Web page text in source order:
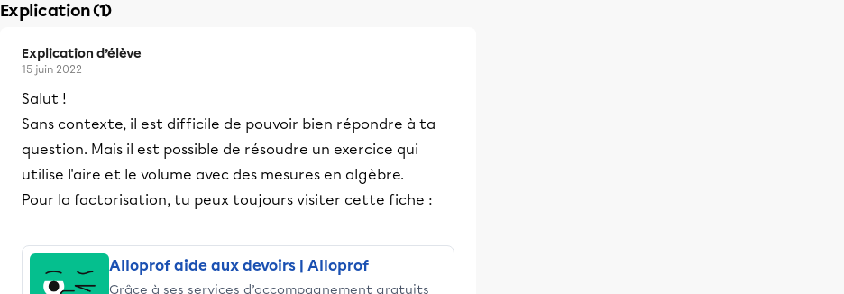
Explication (1)
Explication d’élève
15 juin 2022
Salut !
Sans contexte, il est difficile de pouvoir bien répondre à ta
question. Mais il est possible de résoudre un exercice qui
utilise l'aire et le volume avec des mesures en algèbre.
Pour la factorisation, tu peux toujours visiter cette fiche :
Alloprof aide aux devoirs | Alloprof
Grâce à ses services d’accompagnement gratuits